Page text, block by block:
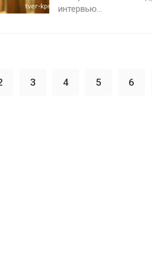
интервью...
3 4 5 6